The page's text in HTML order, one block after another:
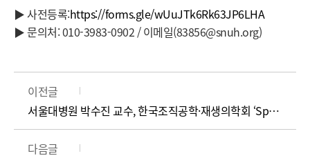
▶ 사전등록:https://forms.gle/wUuJTk6Rk63JP6LHA
▶ 문의처: 010-3983-0902 / 이메일(83856@snuh.org)
이전글
서울대병원 박수진 교수, 한국조직공학·재생의학회 ‘Springer-Nature Award’ 수상
다음글